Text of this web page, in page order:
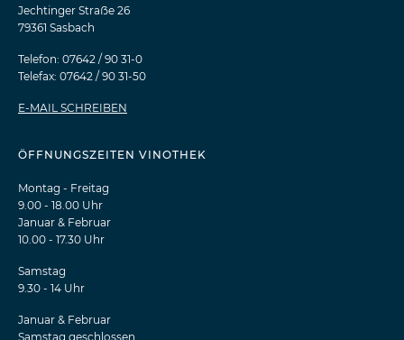
Jechtinger Straẞe 26
79361 Sasbach
Telefon: 07642 / 90 31-0
Telefax: 07642 / 90 31-50
E-MAIL SCHREIBEN
ÖFFNUNGSZEITEN VINOTHEK
Montag - Freitag
9.00 - 18.00 Uhr
Januar & Februar
10.00 - 17.30 Uhr
Samstag
9.30 - 14 Uhr
Januar & Februar
Samstag geschlossen